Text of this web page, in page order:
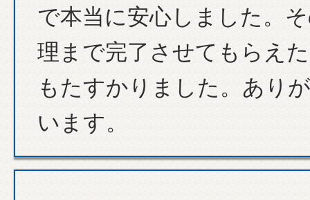
で本当に安心しました。
理まで完了させてもらえ
もたすかりました。あり
います。